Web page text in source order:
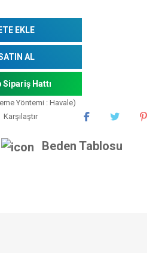
EKLE
AL
Sipariş Hattı
Yöntemi : Havale)
Karşılaştır
Beden Tablosu